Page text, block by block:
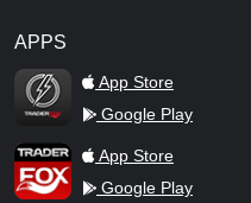
APPS
TraderFox Flash
App Store
Google Play
TraderFox AppApp Store
Google Play